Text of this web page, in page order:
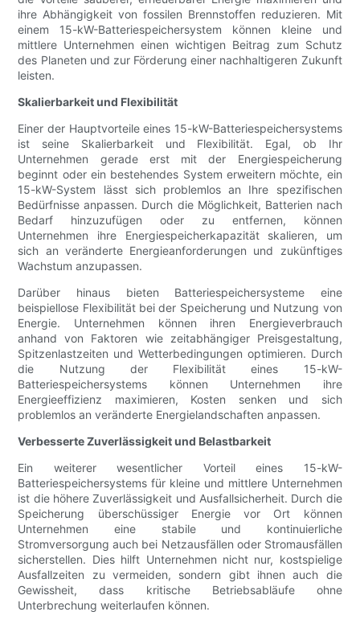
ihre Abhängigkeit von fossilen Brennstoffen reduzieren. Mit
einem 15-kW-Batteriespeichersystem können kleine und
mittlere Unternehmen einen wichtigen Beitrag zum Schutz
des Planeten und zur Förderung einer nachhaltigeren Zukunft
leisten.
Skalierbarkeit und Flexibilität
Einer der Hauptvorteile eines 15-kW-Batteriespeichersystems
ist seine Skalierbarkeit und Flexibilität. Egal, ob Ihr
Unternehmen gerade erst mit der Energiespeicherung
beginnt oder ein bestehendes System erweitern möchte, ein
15-kW-System lässt sich problemlos an Ihre spezifischen
Bedürfnisse anpassen. Durch die Möglichkeit, Batterien nach
Bedarf hinzuzufügen oder zu entfernen, können
Unternehmen ihre Energiespeicherkapazität skalieren, um
sich an veränderte Energieanforderungen und zukünftiges
Wachstum anzupassen.
Darüber hinaus bieten Batteriespeichersysteme eine
beispiellose Flexibilität bei der Speicherung und Nutzung von
Energie. Unternehmen können ihren Energieverbrauch
anhand von Faktoren wie zeitabhängiger Preisgestaltung,
Spitzenlastzeiten und Wetterbedingungen optimieren. Durch
die Nutzung der Flexibilität eines 15-kW-
Batteriespeichersystems können Unternehmen ihre
Energieeffizienz maximieren, Kosten senken und sich
problemlos an veränderte Energielandschaften anpassen.
Verbesserte Zuverlässigkeit und Belastbarkeit
Ein weiterer wesentlicher Vorteil eines 15-kW-
Batteriespeichersystems für kleine und mittlere Unternehmen
ist die höhere Zuverlässigkeit und Ausfallsicherheit. Durch die
Speicherung überschüssiger Energie vor Ort können
Unternehmen eine stabile und kontinuierliche
Stromversorgung auch bei Netzausfällen oder Stromausfällen
sicherstellen. Dies hilft Unternehmen nicht nur, kostspielige
Ausfallzeiten zu vermeiden, sondern gibt ihnen auch die
Gewissheit, dass kritische Betriebsabläufe ohne
Unterbrechung weiterlaufen können.